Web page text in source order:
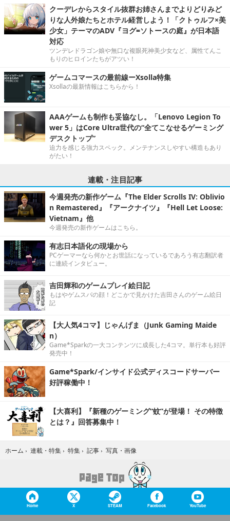
クーデレからスタイル抜群お姉さんまでよりどりみど
りな人外娘たちとホテル経営しよう！「クトゥルフ×美
少女」テーマのADV『ヨグ=ソトースの庭』が日本語
対応
ツンデレドラゴン娘や無口な複眼死神美少女など、属性てんこ
もりのヒロインたちがアツい！
ゲームコマースの最前線ーXsolla特集
Xsollaの最新情報はこちらから！
AAAゲームも制作も妥協なし。「Lenovo Legion To
wer 5」はCore Ultra世代の“全てこなせるゲーミング
デスクトップ”
迫力を感じる強力スペック。メンテナンスしやすい構造もあり
がたい！
連載・注目記事
今週発売の新作ゲーム『The Elder Scrolls IV: Oblivio
n Remastered』『アークナイツ』『Hell Let Loose:
Vietnam』他
今週発売の新作ゲームはこちら。
有志日本語化の現場から
PCゲーマーなら何かとお世話になっているであろう有志翻訳者
に連続インタビュー。
吉田輝和のゲームプレイ絵日記
もはやゲムスパの顔！どこかで見かけた吉田さんのゲーム絵日
記
【大人気4コマ】じゃんげま（Junk Gaming Maide
n）
Game*Sparkの一大コンテンツに成長した4コマ。単行本も好評
発売中！
Game*Spark/インサイド公式ディスコードサーバー
好評稼働中！
【大喜利】『新種のゲーミング“蚊”が登場！ その特徴
とは？』回答募集中！
ホーム › 連載・特集 › 特集 › 記事 › 写真・画像
Home X STEAM Facebook YouTube